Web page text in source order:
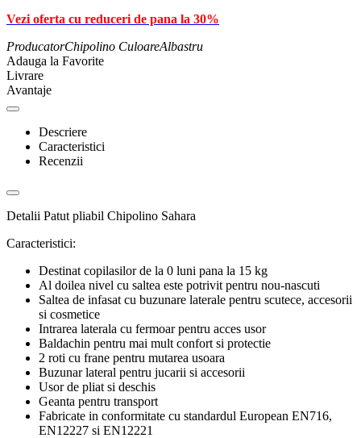
Vezi oferta cu reduceri de pana la 30%
ProducatorChipolino CuloareAlbastru
Adauga la Favorite
Livrare
Avantaje
Descriere
Caracteristici
Recenzii
Detalii Patut pliabil Chipolino Sahara
Caracteristici:
Destinat copilasilor de la 0 luni pana la 15 kg
Al doilea nivel cu saltea este potrivit pentru nou-nascuti
Saltea de infasat cu buzunare laterale pentru scutece, accesorii
si cosmetice
Intrarea laterala cu fermoar pentru acces usor
Baldachin pentru mai mult confort si protectie
2 roti cu frane pentru mutarea usoara
Buzunar lateral pentru jucarii si accesorii
Usor de pliat si deschis
Geanta pentru transport
Fabricate in conformitate cu standardul European EN716,
EN12227 si EN12221